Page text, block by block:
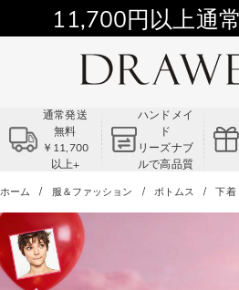
11,700円以上通
Summer Sale!! |3点
コード
通常発送
無料
￥11,700
以上+
ハンドメイ
ド
リーズナブ
ルで高品質
ホーム 服＆ファッション ボトムス 下着